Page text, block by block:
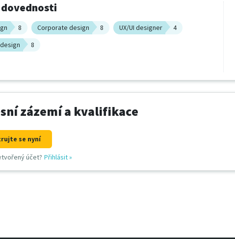
8 Corporate design 8 UX/UI designer
4
8
zázemí a kvalifikace
se nyní
účet? Přihlásit»